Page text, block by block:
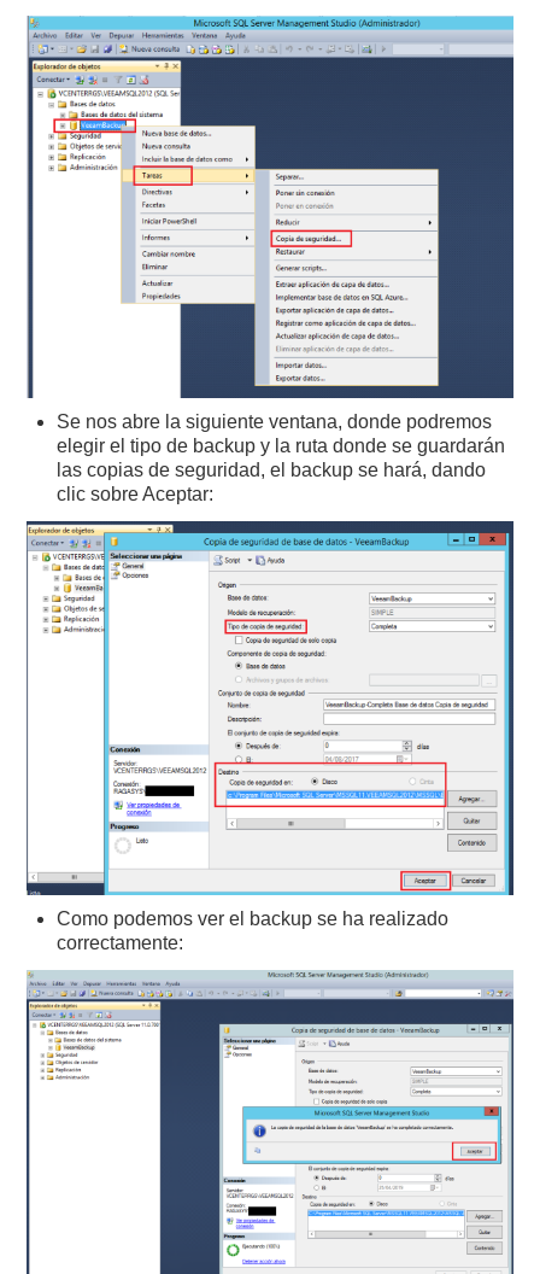
Se nos abre la siguiente ventana, donde podremos
elegir el tipo de backup y la ruta donde se guardarán
las copias de seguridad, el backup se hará, dando
clic sobre Aceptar:
Como podemos ver el backup se ha realizado
correctamente: